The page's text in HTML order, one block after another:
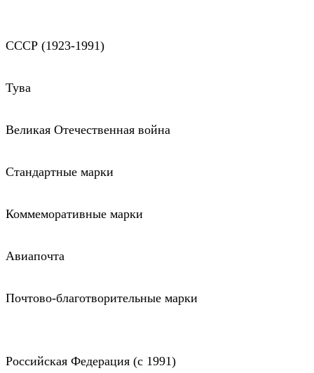
СССР (1923-1991)
Тува
Великая Отечественная война
Стандартные марки
Коммеморативные марки
Авиапочта
Почтово-благотворительные марки
Российская Федерация (c 1991)